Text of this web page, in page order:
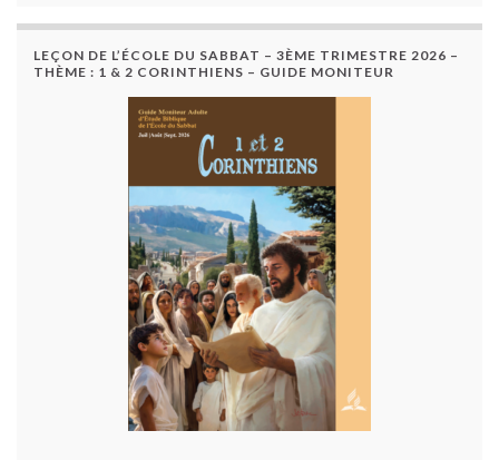
LEÇON DE L’ÉCOLE DU SABBAT – 3ÈME TRIMESTRE 2026 –
THÈME : 1 & 2 CORINTHIENS – GUIDE MONITEUR